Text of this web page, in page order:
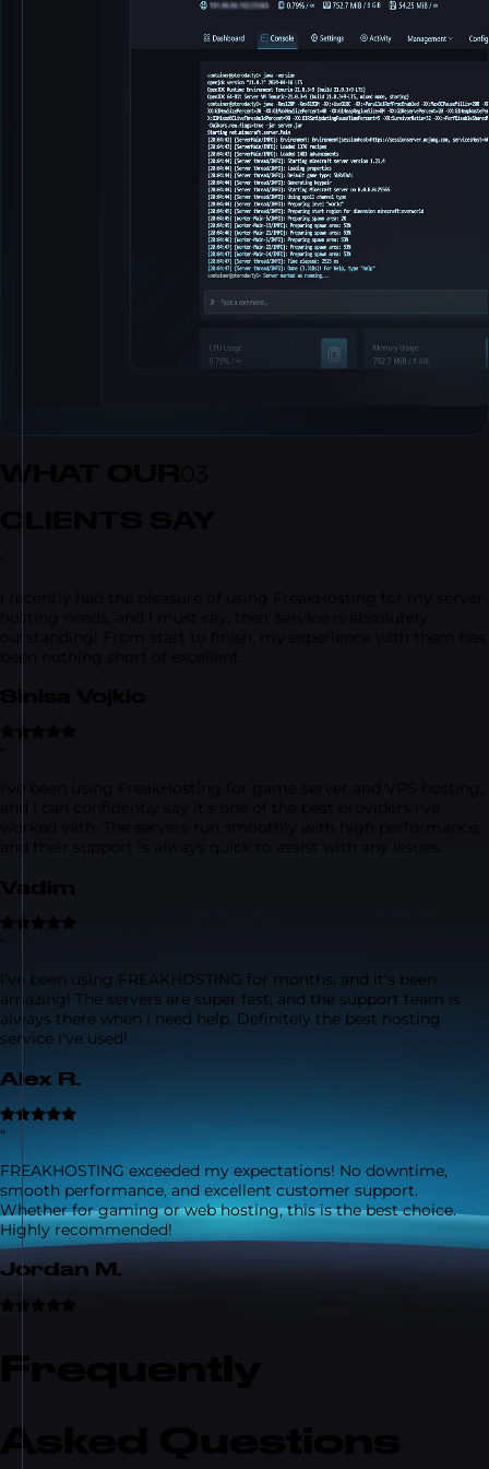
“
I've been using FREAKHOSTING for months, and it's been
amazing! The servers are super fast, and the support team is
always there when I need help. Definitely the best hosting
service I've used!
Alex R.
“
FREAKHOSTING exceeded my expectations! No downtime,
smooth performance, and excellent customer support.
Whether for gaming or web hosting, this is the best choice.
Highly recommended!
Jordan M.